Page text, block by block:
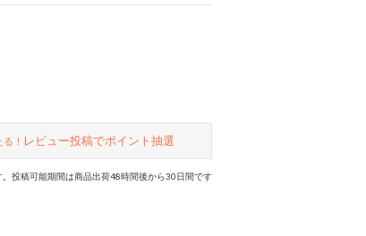
！ レビュー投稿でポイント抽選
投稿可能期間は商品出荷48時間後から30日間です